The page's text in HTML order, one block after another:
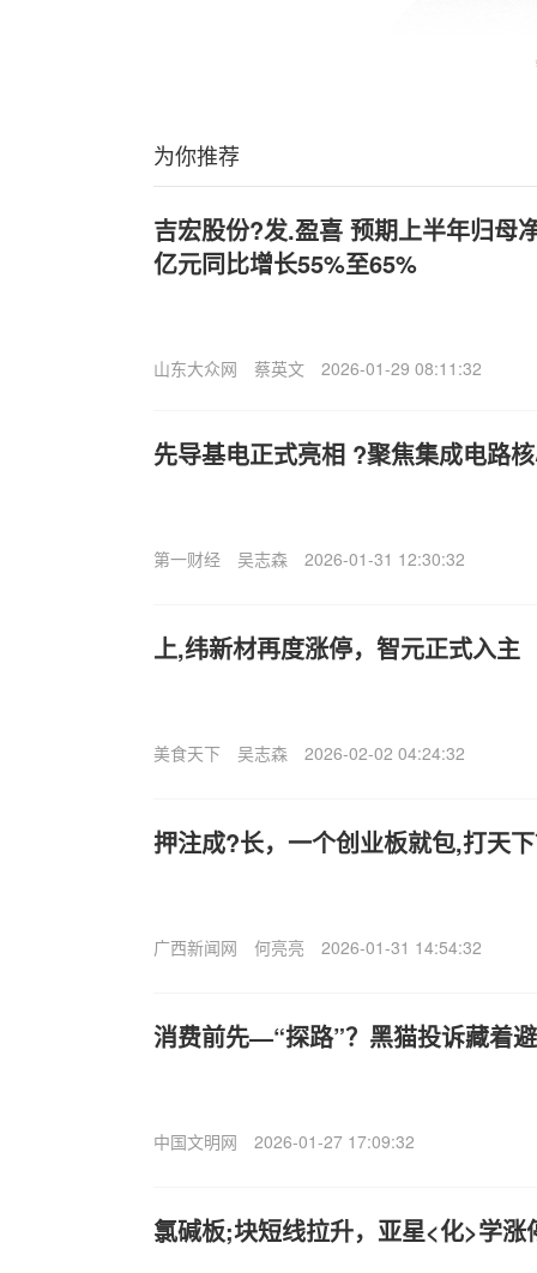
为你推荐
吉宏股份?发.盈喜 预期上半年归母
亿元同比增长55%至65%
山东大众网 蔡英文 2026-01-29 08:11:32
先导基电正式亮相 ?聚焦集成电路
第一财经 吴志森 2026-01-31 12:30:32
上,纬新材再度涨停，智元正式入主
美食天下 吴志森 2026-02-02 04:24:32
押注成?长，一个创业板就包,打天
广西新闻网 何亮亮 2026-01-31 14:54:32
消费前先—“探路”？黑猫投诉藏着
中国文明网 2026-01-27 17:09:32
氯碱板;块短线拉升，亚星<化>学涨